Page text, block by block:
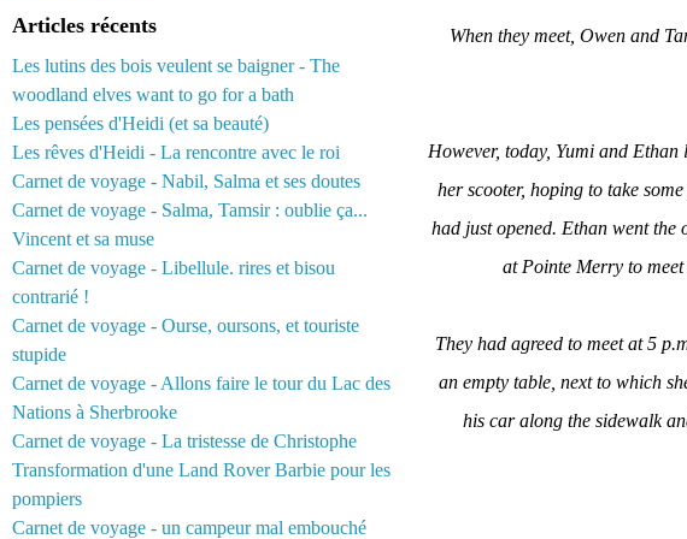
Articles récents
Les lutins des bois veulent se baigner - The
woodland elves want to go for a bath
Les pensées d'Heidi (et sa beauté)
Les rêves d'Heidi - La rencontre avec le roi
Carnet de voyage - Nabil, Salma et ses doutes
Carnet de voyage - Salma, Tamsir : oublie ça...
Vincent et sa muse
Carnet de voyage - Libellule. rires et bisou
contrarié !
Carnet de voyage - Ourse, oursons, et touriste
stupide
Carnet de voyage - Allons faire le tour du Lac des
Nations à Sherbrooke
Carnet de voyage - La tristesse de Christophe
Transformation d'une Land Rover Barbie pour les
pompiers
Carnet de voyage - un campeur mal embouché
When they meet, Owen and
However, today, Yumi and
her scooter, hoping to take
had just opened. Ethan went
at Pointe Merry to
They had agreed to meet at 5
an empty table, next to which
his car along the sidewalk